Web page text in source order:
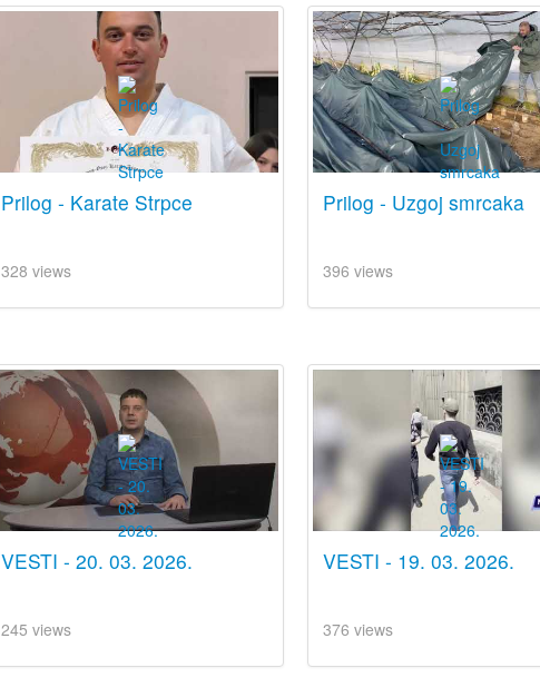
Prilog - Karate Strpce
328 views
Prilog - Uzgoj smrcaka
396 views
VESTI - 20. 03. 2026.
245 views
VESTI - 19. 03. 2026.
376 views